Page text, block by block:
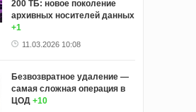
200 ТБ: новое поколение
архивных носителей данных
+1
11.03.2026 10:08
Безвозвратное удаление —
самая сложная операция в
ЦОД +10